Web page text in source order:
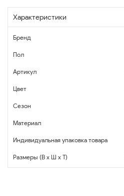
Характеристики
Бренд
Пол
Артикул
Цвет
Сезон
Материал
Индивидуальная упаковка товара
Размеры (В x Ш x Т)